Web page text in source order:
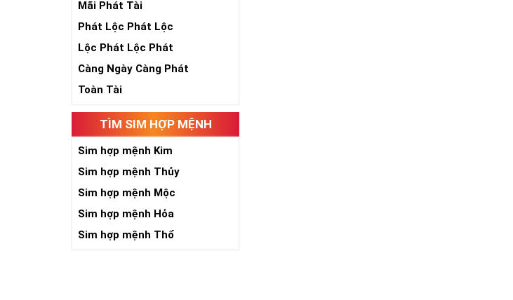
Mãi Phát Tài
Phát Lộc Phát Lộc
Lộc Phát Lộc Phát
Càng Ngày Càng Phát
Toàn Tài
TÌM SIM HỢP MỆNH
Sim hợp mệnh Kim
Sim hợp mệnh Thủy
Sim hợp mệnh Mộc
Sim hợp mệnh Hỏa
Sim hợp mệnh Thổ